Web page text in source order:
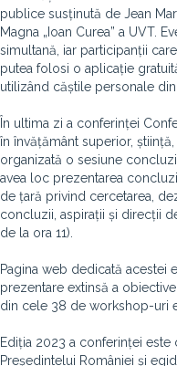
publice susținută de Jean
Magna „Ioan Curea” a UVT.
simultană, iar participanții
putea folosi o aplicație
utilizând căștile personale din
În ultima zi a conferinței
în învățământ superior,
organizată o sesiune
avea loc prezentarea
de țară privind cercetarea,
concluzii, aspirații și direcții
de la ora 11).
Pagina web dedicată acestei
prezentare extinsă a
din cele 38 de workshop-uri
Ediția 2023 a conferinței este
Președintelui României și